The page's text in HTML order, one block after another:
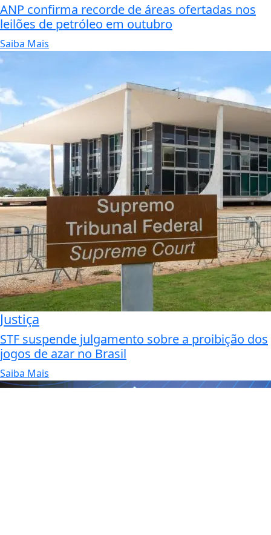
ANP confirma recorde de áreas ofertadas nos
leilões de petróleo em outubro
Saiba Mais
Justiça
STF suspende julgamento sobre a proibição dos
jogos de azar no Brasil
Saiba Mais